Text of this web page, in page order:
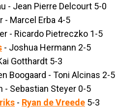
- Jean Pierre Delcourt 5-0
- Marcel Erba 4-5
- Ricardo Pietreczko 1-5
- Joshua Hermann 2-5
Gotthardt 5-3
Boogaard - Toni Alcinas 2-5
- Sebastian Steyer 0-5
- Ryan de Vreede 5-3